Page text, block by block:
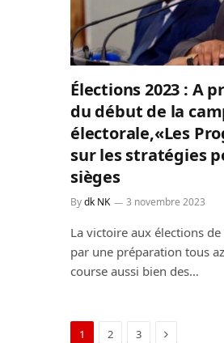
Élections 2023 : A
du début de la
électorale,«Les
sur les stratégies
sièges
Bydk NK 3 novembre 2023
La victoire aux élections
par une préparation tous
course aussi bien des…
1 2 3 Next